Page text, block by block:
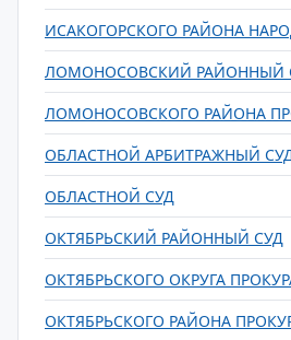
ИСАКОГОРСКОГО РАЙОНА
ЛОМОНОСОВСКИЙ РАЙОННЫЙ
ЛОМОНОСОВСКОГО РАЙОНА
ОБЛАСТНОЙ АРБИТРАЖНЫЙ
ОБЛАСТНОЙ СУД
ОКТЯБРЬСКИЙ РАЙОННЫЙ СУД
ОКТЯБРЬСКОГО ОКРУГА
ОКТЯБРЬСКОГО РАЙОНА